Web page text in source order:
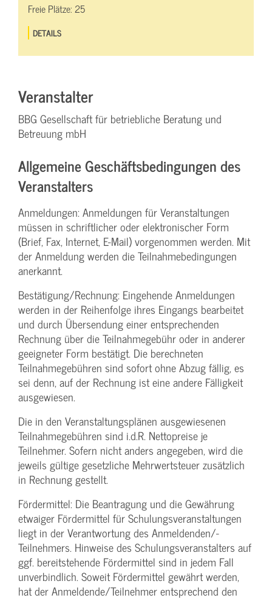
Freie Plätze:25
DETAILS
Veranstalter
BBG Gesellschaft für betriebliche Beratung und
Betreuung mbH
Allgemeine Geschäftsbedingungen des
Veranstalters
Anmeldungen: Anmeldungen für Veranstaltungen
müssen in schriftlicher oder elektronischer Form
(Brief, Fax, Internet, E-Mail) vorgenommen werden. Mit
der Anmeldung werden die Teilnahme­bedingungen
anerkannt.
Bestätigung­/Rechnung: Eingehende Anmeldungen
werden in der Reihenfolge ihres Eingangs bearbeitet
und durch Übersendung einer entsprechenden
Rechnung über die Teilnahmegebühr oder in anderer
geeigneter Form bestätigt. Die berechneten
Teilnahmegebühren sind sofort ohne Abzug fällig, es
sei denn, auf der Rechnung ist eine andere Fälligkeit
ausgewiesen.
Die in den Veranstaltungsplänen ausgewiesenen
Teilnahmegebühren sind i.d.R. Nettopreise je
Teilnehmer. Sofern nicht anders angegeben, wird die
jeweils gültige gesetzliche Mehrwertsteuer zusätzlich
in Rechnung gestellt.
Fördermittel: Die Beantragung und die Gewährung
etwaiger Fördermittel für Schulungs­veranstaltungen
liegt in der Verantwortung des Anmeldenden/­
Teilnehmers. Hinweise des Schulungs­veranstalters auf
ggf. bereitstehende Fördermittel sind in jedem Fall
unverbindlich. Soweit Fördermittel gewährt werden,
hat der Anmeldende/­Teilnehmer entsprechend den